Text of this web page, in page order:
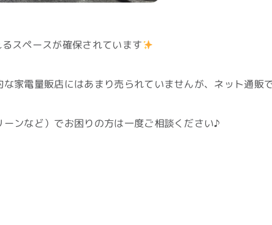
スペースが確保されています
家電量販店にはあまり売られていませんが、ネット通
ンなど）でお困りの方は一度ご相談ください♪